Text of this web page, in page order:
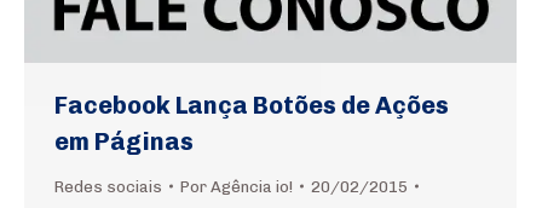
Facebook Lança Botões de Ações
em Páginas
Redes sociais Por Agência io!
20/02/2015